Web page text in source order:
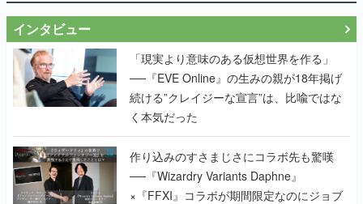
インタビュー
「現実より意味のある仮想世界を作る」
──『EVE Online』の生みの親が18年掲げ
続ける”クレイジーな宣言”は、比喩ではな
く本気だった
作り込みのすさまじさにコラボ先も驚嘆
──『Wizardry Variants Daphne』
×『FFXI』コラボが期間限定なのにジョブ